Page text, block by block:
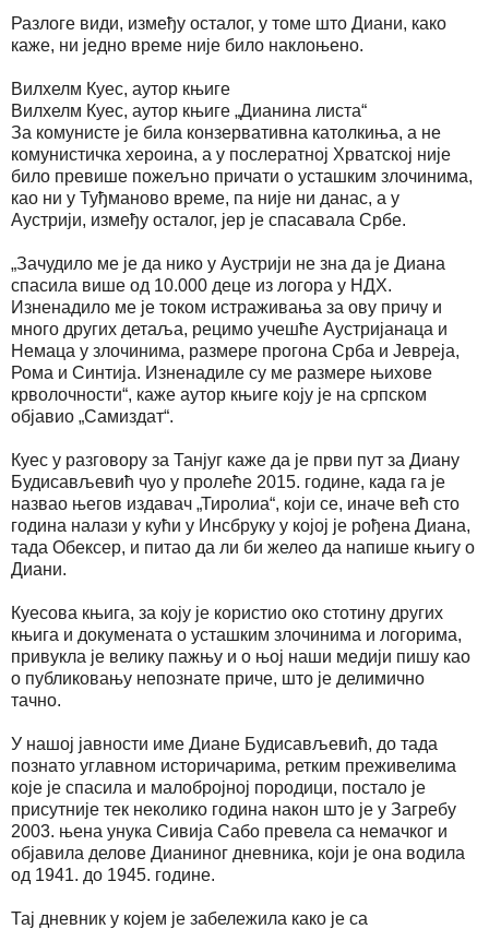
Разлоге види, између осталог, у томе што Диани, како
каже, ни једно време није било наклоњено.
Вилхелм Куес, аутор књиге
Вилхелм Куес, аутор књиге „Дианина листа“
За комунисте је била конзервативна католкиња, а не
комунистичка хероина, а у послератној Хрватској није
било превише пожељно причати о усташким злочинима,
као ни у Туђманово време, па није ни данас, а у
Аустрији, између осталог, јер је спасавала Србе.
„Зачудило ме је да нико у Аустрији не зна да је Диана
спасила више од 10.000 деце из логора у НДХ.
Изненадило ме је током истраживања за ову причу и
много других детаља, рецимо учешће Аустријанаца и
Немаца у злочинима, размере прогона Срба и Јевреја,
Рома и Синтија. Изненадиле су ме размере њихове
крволочности“, каже аутор књиге коју је на српском
објавио „Самиздат“.
Куес у разговору за Танјуг каже да је први пут за Диану
Будисављевић чуо у пролеће 2015. године, када га је
назвао његов издавач „Тиролиа“, који се, иначе већ сто
година налази у кући у Инсбруку у којој је рођена Диана,
тада Обексер, и питао да ли би желео да напише књигу о
Диани.
Куесова књига, за коју је користио око стотину других
књига и докумената о усташким злочинима и логорима,
привукла је велику пажњу и о њој наши медији пишу као
о публиковању непознате приче, што је делимично
тачно.
У нашој јавности име Диане Будисављевић, до тада
познато углавном историчарима, ретким преживелима
које је спасила и малобројној породици, постало је
присутније тек неколико година након што је у Загребу
2003. њена унука Сивија Сабо превела са немачког и
објавила делове Дианиног дневника, који је она водила
од 1941. до 1945. године.
Тај дневник у којем је забележила како је са